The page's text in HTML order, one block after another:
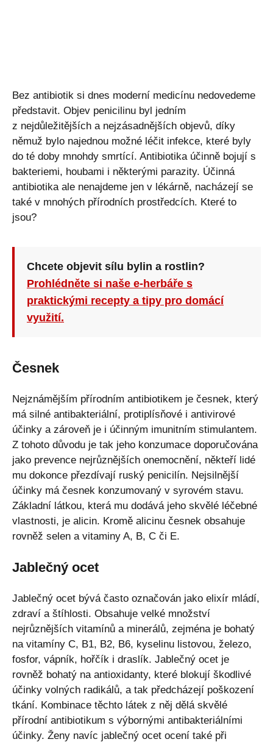
Bez antibiotik si dnes moderní medicínu nedovedeme
představit. Objev penicilinu byl jedním
z nejdůležitějších a nejzásadnějších objevů, díky
němuž bylo najednou možné léčit infekce, které byly
do té doby mnohdy smrtící. Antibiotika účinně bojují s
bakteriemi, houbami i některými parazity. Účinná
antibiotika ale nenajdeme jen v lékárně, nacházejí se
také v mnohých přírodních prostředcích. Které to
jsou?
Chcete objevit sílu bylin a rostlin?
Prohlédněte si naše e-herbáře s
praktickými recepty a tipy pro domácí
využití.
Česnek
Nejznámějším přírodním antibiotikem je česnek, který
má silné antibakteriální, protiplísňové i antivirové
účinky a zároveň je i účinným imunitním stimulantem.
Z tohoto důvodu je tak jeho konzumace doporučována
jako prevence nejrůznějších onemocnění, někteří lidé
mu dokonce přezdívají ruský penicilín. Nejsilnější
účinky má česnek konzumovaný v syrovém stavu.
Základní látkou, která mu dodává jeho skvělé léčebné
vlastnosti, je alicin. Kromě alicinu česnek obsahuje
rovněž selen a vitaminy A, B, C či E.
Jablečný ocet
Jablečný ocet bývá často označován jako elixír mládí,
zdraví a štíhlosti. Obsahuje velké množství
nejrůznějších vitamínů a minerálů, zejména je bohatý
na vitamíny C, B1, B2, B6, kyselinu listovou, železo,
fosfor, vápník, hořčík i draslík. Jablečný ocet je
rovněž bohatý na antioxidanty, které blokují škodlivé
účinky volných radikálů, a tak předcházejí poškození
tkání. Kombinace těchto látek z něj dělá skvělé
přírodní antibiotikum s výbornými antibakteriálními
účinky. Ženy navíc jablečný ocet ocení také při